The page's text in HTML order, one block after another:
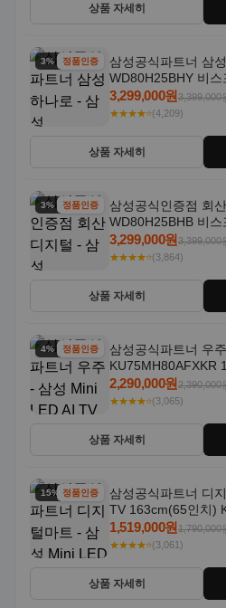
상품 자세히
3% 할인정품인증
삼성공식파트너 삼
WD80H25BHY 비스
18kg 26년형 일체형
3,299,000원3,399,000
★★★★⭐(4,209)
상품 자세히
3% 할인정품인증
삼성공식인증점 회
WD80H25BHB 비스
18kg 26년형 일체형
3,299,000원3,399,000
★★★★⭐(3,864)
상품 자세히
4% 할인정품인증
삼성공식파트너 우
KU75MH80AFXKR
2,290,000원2,390,000
★★★★⭐(3,065)
상품 자세히
15% 할인정품인증
삼성공식파트너 디
TV 163cm(65인치)
1,519,000원1,790,000
★★★★⭐(3,061)
상품 자세히